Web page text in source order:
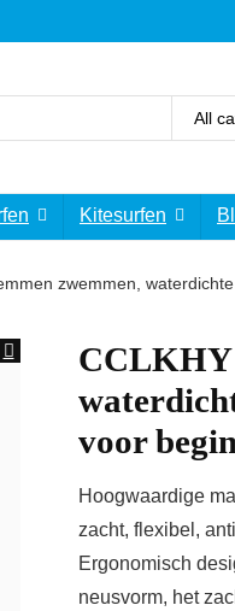
All
Kitesurfen
zwemmen,
CCLKHY
voor
Hoogwaardige
zacht, flexibel,
Ergonomisch
neusvorm, het